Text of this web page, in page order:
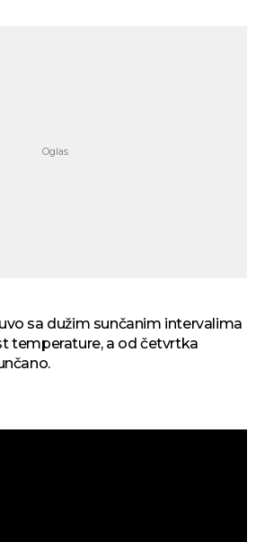
sa dužim sunčanim intervalima
temperature, a od četvrtka